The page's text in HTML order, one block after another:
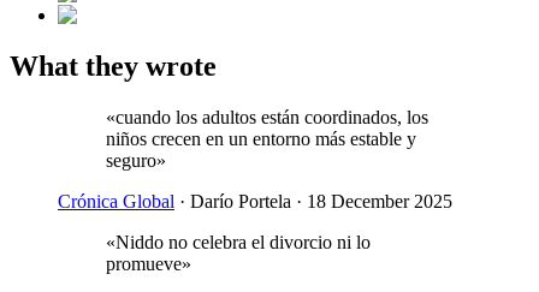
What they wrote
«cuando los adultos están coordinados, los
niños crecen en un entorno más estable y
seguro»
Crónica Global · Darío Portela · 18 December 2025
«Niddo no celebra el divorcio ni lo
promueve»